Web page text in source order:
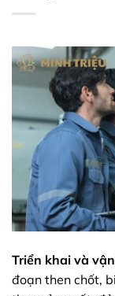
Triển khai và
đoạn then chốt,